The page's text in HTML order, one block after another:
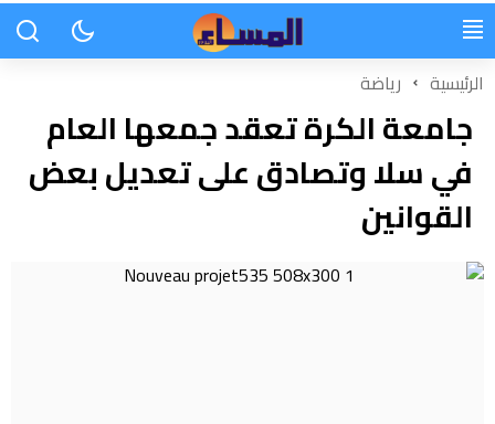
الرئيسية رياضة
جامعة الكرة تعقد جمعها العام
في سلا وتصادق على تعديل بعض
القوانين